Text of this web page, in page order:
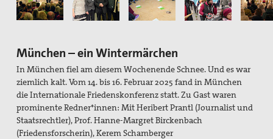
Freihandel - CETA, TTIP und TISA
Kirchliche Stellungnahmen zu TTIP
Stellungnahmen aus der Friedensbewegung zu TTIP
pax christi Aktivitäten um TTIP
TTIP Aktionen
München – ein Wintermärchen
In München fiel am diesem Wochenende Schnee. Und es war
ziemlich kalt. Vom 14. bis 16. Februar 2025 fand in München
die Internationale Friedenskonferenz statt. Zu Gast waren
prominente Redner*innen: Mit HeribertPrantl (Journalist und
Staatsrechtler), Prof. Hanne-Margret Birckenbach
(Friedensforscherin), Kerem Schamberger